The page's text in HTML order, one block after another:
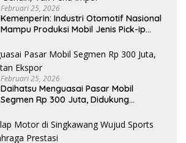
Februari 25, 2026
Kemenperin: Industri Otomotif Nasional
Mampu Produksi Mobil Jenis Pick-ip
Februari 25, 2026
Daihatsu Menguasai Pasar Mobil
Segmen Rp 300 Juta, Didukung